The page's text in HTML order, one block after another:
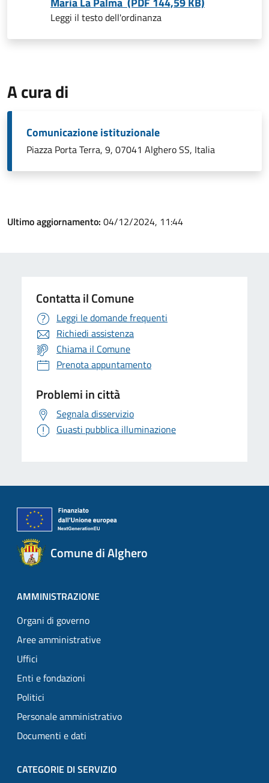
Leggi il testo dell'ordinanza
A cura di
Comunicazione istituzionale
Piazza Porta Terra, 9, 07041 Alghero SS, Italia
Ultimo aggiornamento: 04/12/2024, 11:44
Contatta il Comune
Leggi le domande frequenti
Richiedi assistenza
Chiama il Comune
Prenota appuntamento
Problemi in città
Segnala disservizio
Guasti pubblica illuminazione
Comune di Alghero
AMMINISTRAZIONE
Organi di governo
Aree amministrative
Uffici
Enti e fondazioni
Politici
Personale amministrativo
Documenti e dati
CATEGORIE DI SERVIZIO